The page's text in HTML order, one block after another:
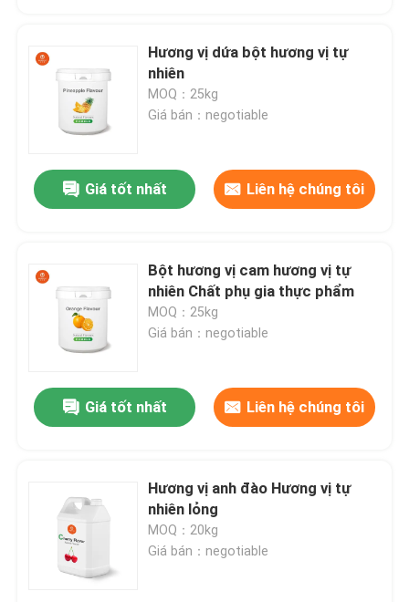
Hương vị dứa bột hương vị tự
nhiên
MOQ：25kg
Giá bán：negotiable
Giá tốt nhất Liên hệ chúng tôi
Bột hương vị cam hương vị tự
nhiên Chất phụ gia thực phẩm
MOQ：25kg
Giá bán：negotiable
Giá tốt nhất Liên hệ chúng tôi
Hương vị anh đào Hương vị tự
nhiên lỏng
MOQ：20kg
Giá bán：negotiable